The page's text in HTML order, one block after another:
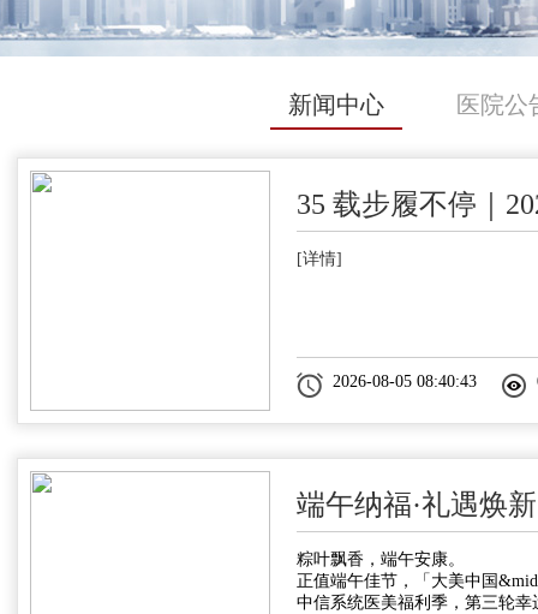
新闻中心 医院公
35 载步履不停｜
[详情]
2026-08-05 08:40:43
端午纳福·礼遇焕
粽叶飘香，端午安康。
正值端午佳节，「大美中国
中信系统医美福利季，第三轮幸